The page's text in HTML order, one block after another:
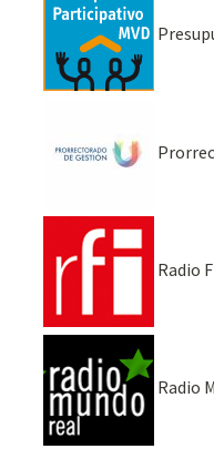
Radio
Radio